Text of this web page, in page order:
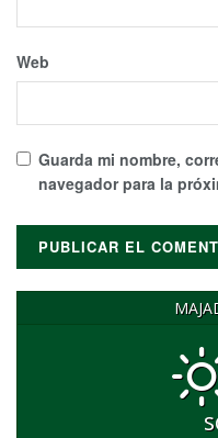
Web
Guarda mi nombre,
navegador para la